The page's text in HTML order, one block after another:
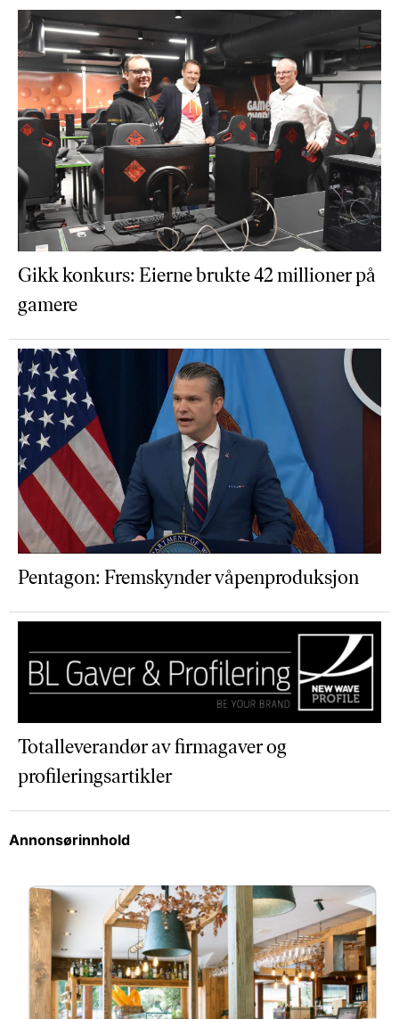
Gikk konkurs: Eierne brukte 42 millioner på
gamere
Pentagon: Fremskynder våpenproduksjon
Totalleverandør av firmagaver og
profileringsartikler
Annonsørinnhold